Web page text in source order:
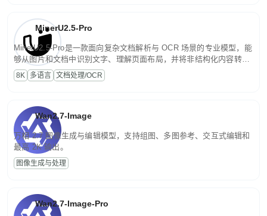
MinerU2.5-Pro
MinerU2.5-Pro是一款面向复杂文档解析与 OCR 场景的专业模型，能
够从图片和文档中识别文字、理解页面布局，并将非结构化内容转换
为便于存储、检索和二次处理的结构化结果。
8K 多语言 文档处理/OCR
Wan2.7-Image
万相 2.7 图像生成与编辑模型，支持组图、多图参考、交互式编辑和
最高 2K 输出。
图像生成与处理
Wan2.7-Image-Pro